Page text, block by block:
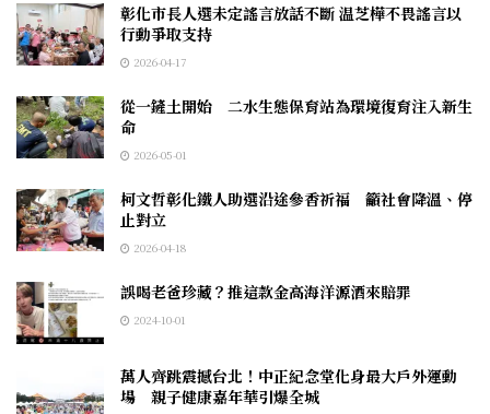
彰化市長人選未定謠言放話不斷 温芝樺不畏謠言以
行動爭取支持
2026-04-17
從一鏟土開始 二水生態保育站為環境復育注入新生
命
2026-05-01
柯文哲彰化鐵人助選沿途參香祈福 籲社會降溫、停
止對立
2026-04-18
誤喝老爸珍藏？推這款金高海洋源酒來賠罪
2024-10-01
萬人齊跳震撼台北！中正紀念堂化身最大戶外運動
場 親子健康嘉年華引爆全城